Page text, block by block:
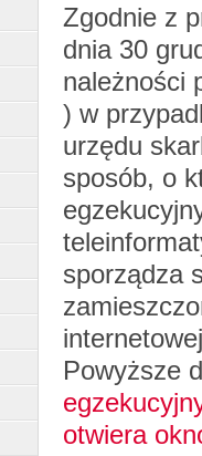
Zgodnie z
dnia 30
należności
) w
urzędu
sposób, o
sporządza
Powyższe
otwiera